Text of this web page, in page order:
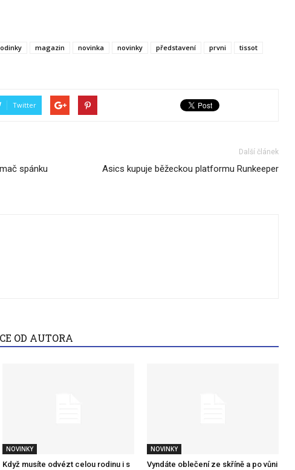
magazin novinka novinky představení prvni
tissot
Twitter
spánku
Další článek
Asics kupuje běžeckou platformu Runkeeper
OD AUTORA
NOVINKY
Když musíte odvézt celou rodinu i s
NOVINKY
Vyndáte oblečení ze skříně a po vůni